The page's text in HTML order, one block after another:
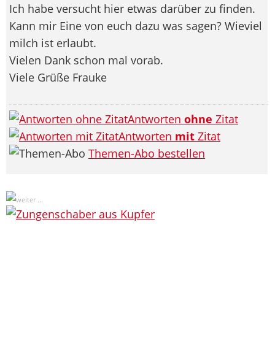
Ich habe versucht hier etwas darüber zu finden.
Kann mir Eine von euch dazu was sagen? Wieviel
milch ist erlaubt.
Vielen Dank schon mal vorab.
Viele Grüße Frauke
Antworten ohne Zitat
Antworten mit Zitat
Themen-Abo bestellen